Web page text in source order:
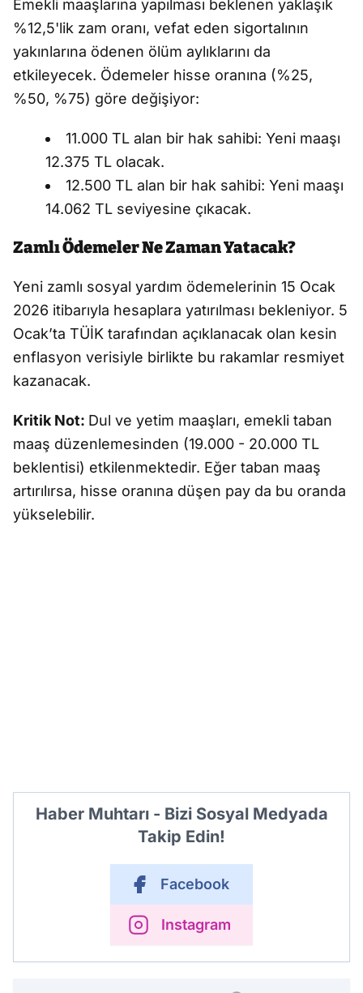
Emekli maaşlarına yapılması beklenen yaklaşık
%12,5'lik zam oranı, vefat eden sigortalının
yakınlarına ödenen ölüm aylıklarını da
etkileyecek. Ödemeler hisse oranına (%25,
%50, %75) göre değişiyor:
11.000 TL alan bir hak sahibi: Yeni maaşı
12.375 TL olacak.
12.500 TL alan bir hak sahibi: Yeni maaşı
14.062 TL seviyesine çıkacak.
Zamlı Ödemeler Ne Zaman Yatacak?
Yeni zamlı sosyal yardım ödemelerinin 15 Ocak
2026 itibarıyla hesaplara yatırılması bekleniyor. 5
Ocak’ta TÜİK tarafından açıklanacak olan kesin
enflasyon verisiyle birlikte bu rakamlar resmiyet
kazanacak.
Kritik Not: Dul ve yetim maaşları, emekli taban
maaş düzenlemesinden (19.000 - 20.000 TL
beklentisi) etkilenmektedir. Eğer taban maaş
artırılırsa, hisse oranına düşen pay da bu oranda
yükselebilir.
Haber Muhtarı - Bizi Sosyal Medyada
Takip Edin!
Facebook
Instagram